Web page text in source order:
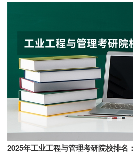
2025年工业工程与管理考研院校排名